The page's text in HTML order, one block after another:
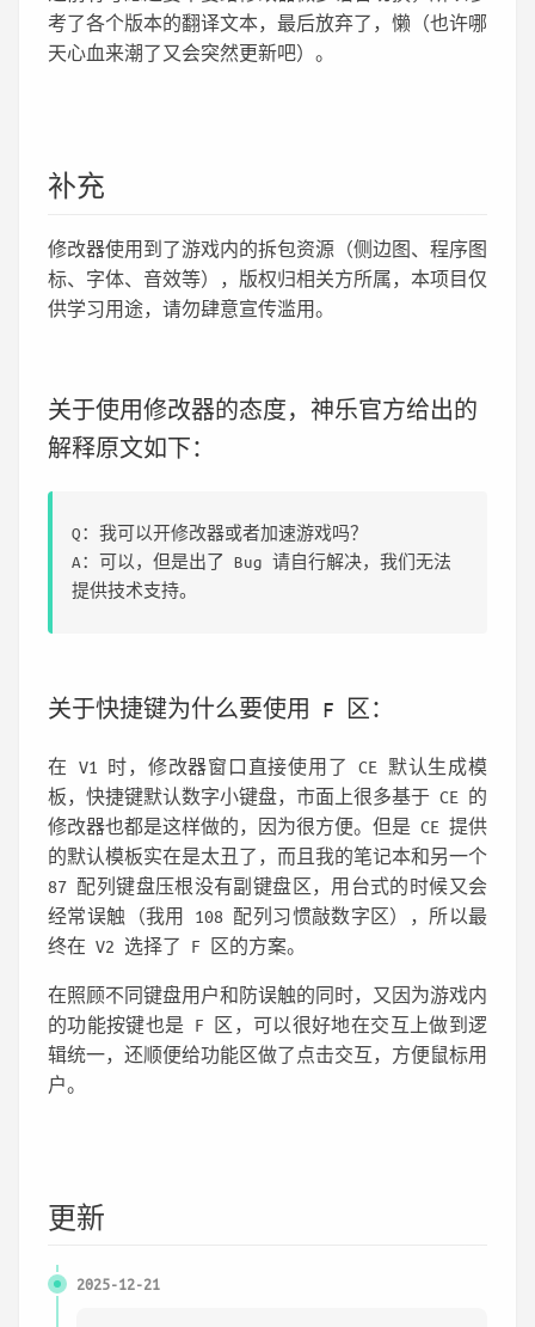
考了各个版本的翻译文本，最后放弃了，懒（也许哪
天心血来潮了又会突然更新吧）。
补充
修改器使用到了游戏内的拆包资源（侧边图、程序图
标、字体、音效等），版权归相关方所属，本项目仅
供学习用途，请勿肆意宣传滥用。
关于使用修改器的态度，神乐官方给出的
解释原文如下：
Q：我可以开修改器或者加速游戏吗？
A：可以，但是出了 Bug 请自行解决，我们无法
提供技术支持。
关于快捷键为什么要使用 F 区：
在 V1 时，修改器窗口直接使用了 CE 默认生成模
板，快捷键默认数字小键盘，市面上很多基于 CE 的
修改器也都是这样做的，因为很方便。但是 CE 提供
的默认模板实在是太丑了，而且我的笔记本和另一个
87 配列键盘压根没有副键盘区，用台式的时候又会
经常误触（我用 108 配列习惯敲数字区），所以最
终在 V2 选择了 F 区的方案。
在照顾不同键盘用户和防误触的同时，又因为游戏内
的功能按键也是 F 区，可以很好地在交互上做到逻
辑统一，还顺便给功能区做了点击交互，方便鼠标用
户。
更新
2025-12-21